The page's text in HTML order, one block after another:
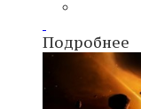
Подробнее